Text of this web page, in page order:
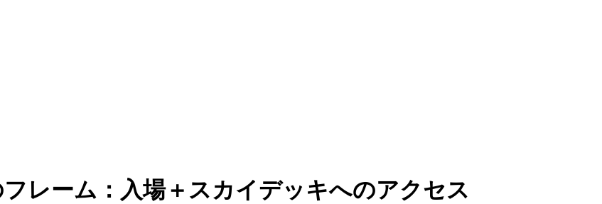
レーム：入場＋スカイデッキへのアクセス